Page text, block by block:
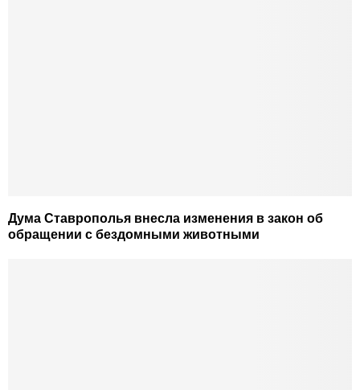
Дума Ставрополья внесла изменения в закон об
обращении с бездомными животными